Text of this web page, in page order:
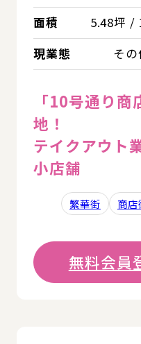
面積
5.48坪 /
現業態
その
「10号通り
地！
テイクアウト
小店舗
繁華街 商店
無料会員